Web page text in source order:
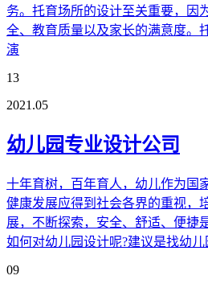
务。托育场所的设计至关重要，因
全、教育质量以及家长的满意度。
演
13
2021.05
幼儿园专业设计公司
十年育树，百年育人，幼儿作为国
健康发展应得到社会各界的重视，
展，不断探索，安全、舒适、便捷
如何对幼儿园设计呢?建议是找幼儿
09